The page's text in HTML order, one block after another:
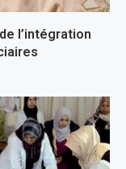
l’intégration